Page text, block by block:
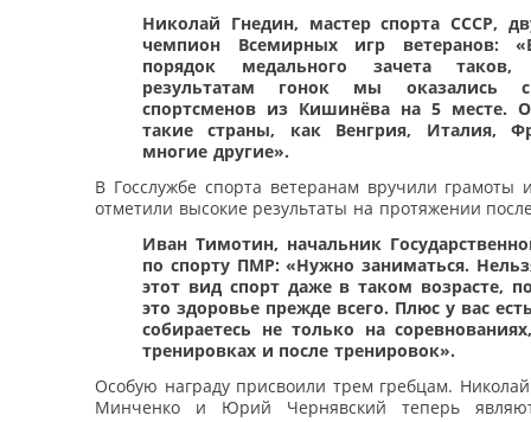
Николай Гнедин, мастер спорта СССР,
чемпион Всемирных игр ветеранов:
порядок медального зачета
результатам гонок мы оказались
спортсменов из Кишинёва на 5 месте.
такие страны, как Венгрия, Италия,
многие другие».
В Госслужбе спорта ветеранам вручили грамоты
отметили высокие результаты на протяжении
Иван Тимотин, начальник
по спорту ПМР: «Нужно заниматься.
этот вид спорт даже в таком возрасте,
это здоровье прежде всего. Плюс у вас
собираетесь не только на
тренировках и после тренировок».
Особую награду присвоили трем гребцам.
Минченко и Юрий Чернявский теперь